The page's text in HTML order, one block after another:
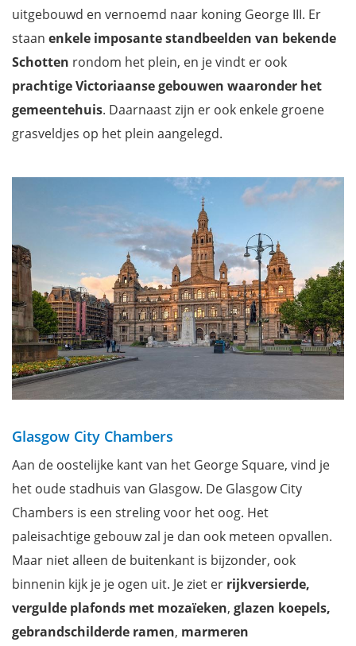
uitgebouwd en vernoemd naar koning George III. Er
staan enkele imposante standbeelden van bekende
Schotten rondom het plein, en je vindt er ook
prachtige Victoriaanse gebouwen waaronder het
gemeentehuis. Daarnaast zijn er ook enkele groene
grasveldjes op het plein aangelegd.
Glasgow City Chambers
Aan de oostelijke kant van het George Square, vind je
het oude stadhuis van Glasgow. De Glasgow City
Chambers is een streling voor het oog. Het
paleisachtige gebouw zal je dan ook meteen opvallen.
Maar niet alleen de buitenkant is bijzonder, ook
binnenin kijk je je ogen uit. Je ziet er rijkversierde,
vergulde plafonds met mozaïeken, glazen koepels,
gebrandschilderde ramen, marmeren